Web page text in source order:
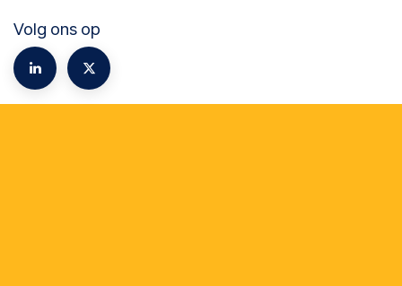
Volg ons op